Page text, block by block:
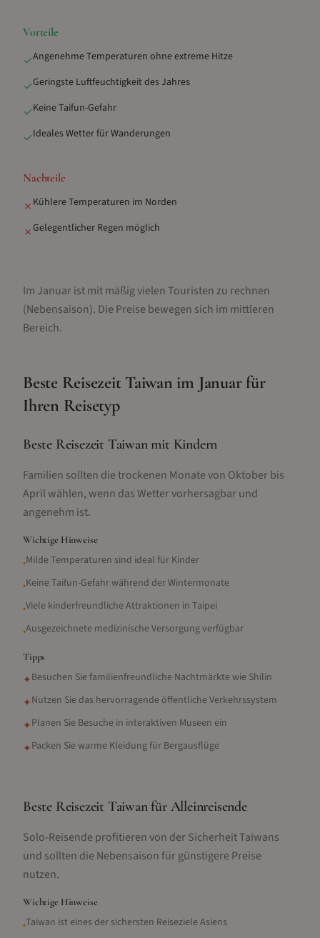
Vorteile
✓Angenehme Temperaturen ohne extreme Hitze
✓Geringste Luftfeuchtigkeit des Jahres
✓Keine Taifun-Gefahr
✓Ideales Wetter für Wanderungen
Nachteile
✗ Kühlere Temperaturen im Norden
✗Gelegentlicher Regen möglich
Im Januar ist mit mäßig vielen Touristen zu rechnen
(Nebensaison). Die Preise bewegen sich im mittleren
Bereich.
Beste Reisezeit Taiwan im Januarfür
Ihren Reisetyp
Beste Reisezeit Taiwan mit Kindern
Familien sollten die trockenen Monate von Oktober bis
April wählen, wenn das Wetter vorhersagbar und
angenehm ist.
Wichtige Hinweise
•Milde Temperaturen sind ideal für Kinder
•Keine Taifun-Gefahr während der Wintermonate
•Viele kinderfreundliche Attraktionen in Taipei
•Ausgezeichnete medizinische Versorgung verfügbar
Tipps
✦Besuchen Sie familienfreundliche Nachtmärkte wie Shilin
✦Nutzen Sie das hervorragende öffentliche Verkehrssystem
✦Planen Sie Besuche in interaktiven Museen ein
✦Packen Sie warme Kleidung für Bergausflüge
Beste Reisezeit Taiwan für Alleinreisende
Solo-Reisende profitieren von der Sicherheit Taiwans
und sollten die Nebensaison für günstigere Preise
nutzen.
Wichtige Hinweise
•Taiwan ist eines der sichersten Reiseziele Asiens